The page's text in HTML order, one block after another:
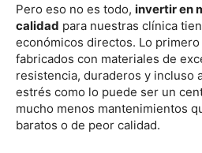
Pero eso no es todo, invertir en
calidad para nuestras clínica
económicos directos. Lo
fabricados con materiales de
resistencia, duraderos y incluso
estrés como lo puede ser un
mucho menos mantenimientos
baratos o de peor calidad.